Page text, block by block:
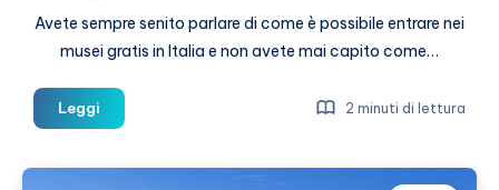
Avete sempre senito parlare di come è possibile entrare nei
musei gratis in Italia e non avete mai capito come…
Leggi
gratis
2 minuti di lettura